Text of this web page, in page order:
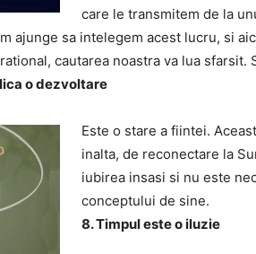
care le transmitem de la
ajunge sa intelegem acest lucru, si
cautarea noastra va lua sfarsit.
o dezvoltare
Este o stare a fiintei.
inalta, de reconectare la
iubirea insasi si nu este
conceptului de sine.
8. Timpul este o iluzie